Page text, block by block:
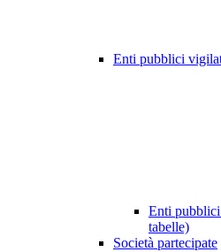
Enti pubblici
Enti
tabelle)
Società partecipate